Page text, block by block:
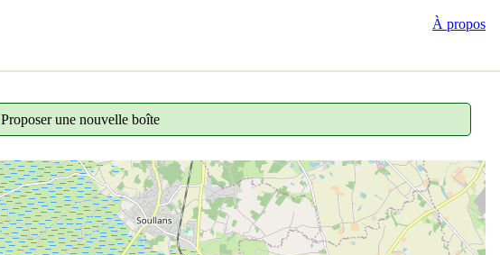
À propos
Proposer une nouvelle boîte